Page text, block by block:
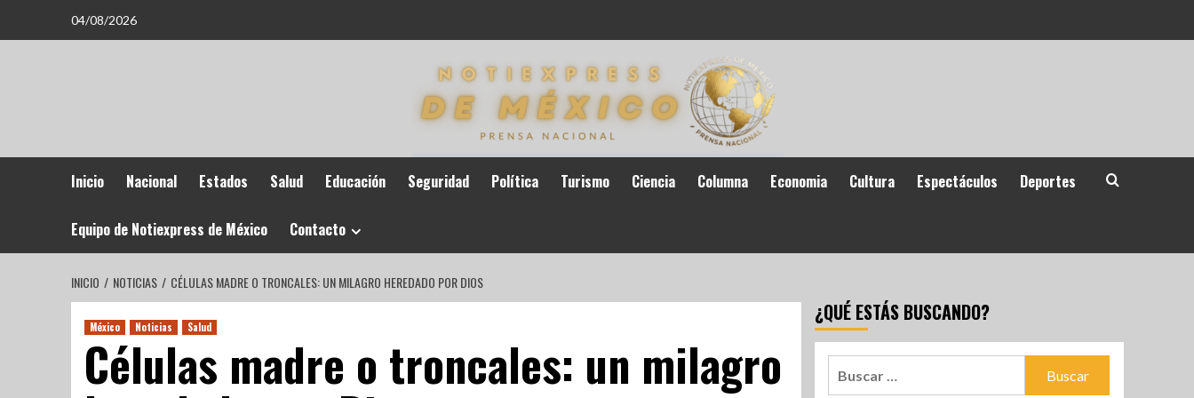
04/08/2026
Inicio Nacional Estados Salud Educación Seguridad Política Turismo Ciencia Columna Economia Cultura Espectáculos Deportes
Equipo de Notiexpress de México Contacto
INICIO NOTICIAS CÉLULAS MADRE O TRONCALES: UN MILAGRO HEREDADO POR DIOS
México Noticias Salud
Células madre o troncales: un milagro
¿QUÉ ESTÁS BUSCANDO?